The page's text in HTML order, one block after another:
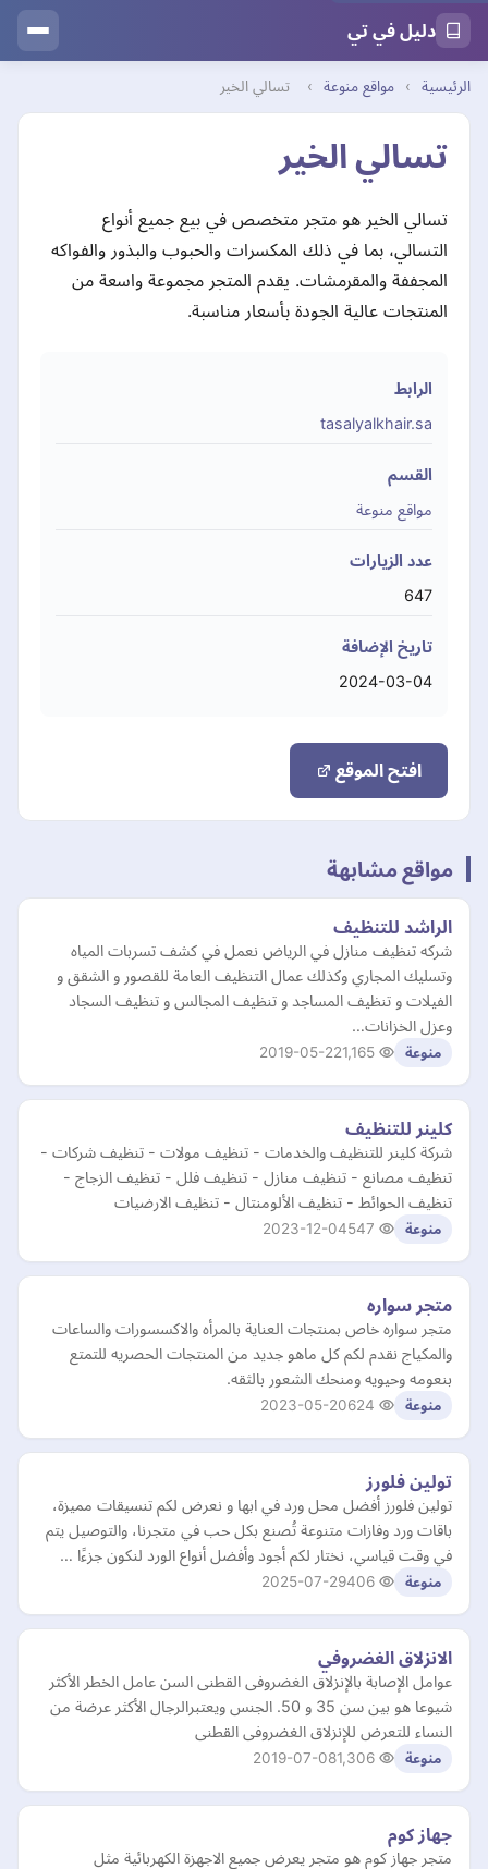
دليل في تي
الرئيسية › مواقع منوعة › تسالي الخير
تسالي الخير
تسالي الخير هو متجر متخصص في بيع جميع أنواع
التسالي، بما في ذلك المكسرات والحبوب والبذور والفواكه
المجففة والمقرمشات. يقدم المتجر مجموعة واسعة من
المنتجات عالية الجودة بأسعار مناسبة.
الرابط
tasalyalkhair.sa
القسم
مواقع منوعة
عدد الزيارات
647
تاريخ الإضافة
2024-03-04
افتح الموقع
مواقع مشابهة
الراشد للتنظيف
شركه تنظيف منازل في الرياض نعمل في كشف تسربات المياه
وتسليك المجاري وكذلك عمال التنظيف العامة للقصور و الشقق و
الفيلات و تنظيف المساجد و تنظيف المجالس و تنظيف السجاد
وعزل الخزانات…
منوعة 2019-05-22
كلينر للتنظيف
شركة كلينر للتنظيف والخدمات - تنظيف مولات - تنظيف شركات -
تنظيف مصانع - تنظيف منازل - تنظيف فلل - تنظيف الزجاج -
تنظيف الحوائط - تنظيف الألومنتال - تنظيف الارضيات
منوعة 2023-12-04
متجر سواره
متجر سواره خاص بمنتجات العناية بالمرأه والاكسسورات والساعات
والمكياج نقدم لكم كل ماهو جديد من المنتجات الحصريه للتمتع
بنعومه وحيويه ومنحك الشعور بالثقه.
منوعة 2023-05-20
تولين فلورز
تولين فلورز أفضل محل ورد في ابها و نعرض لكم تنسيقات مميزة،
باقات ورد وفازات متنوعة تُصنع بكل حب في متجرنا، والتوصيل يتم
في وقت قياسي، نختار لكم أجود وأفضل أنواع الورد لنكون جزءًا …
منوعة 2025-07-29
الانزلاق الغضروفي
عوامل الإصابة بالإنزلاق الغضروفى القطنى السن عامل الخطر الأكثر
شيوعا هو بين سن 35 و 50. الجنس ويعتبرالرجال الأكثر عرضة من
النساء للتعرض للإنزلاق الغضروفى القطنى
منوعة 2019-07-08
جهاز كوم
متجر جهاز كوم هو متجر يعرض جميع الاجهزة الكهربائية مثل